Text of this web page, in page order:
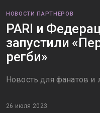
НОВОСТИ ПАРТНЕРОВ
PARI и
запустили
регби»
Новость для фанатов и
26 июля 2023